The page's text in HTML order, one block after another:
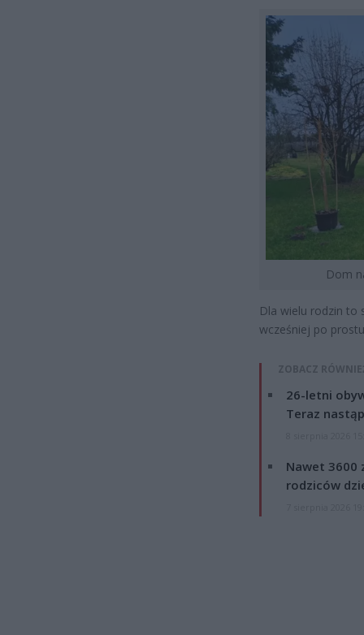
Dom
Dla wielu rodzin to
wcześniej po
ZOBACZ
26-letni
Teraz
Nawet 3600
rodziców